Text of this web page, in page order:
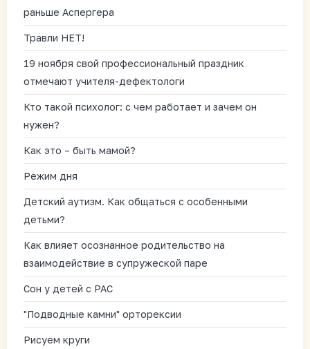
раньше Аспергера
Травли НЕТ!
19 ноября свой профессиональный праздник
отмечают учителя-дефектологи
Кто такой психолог: с чем работает и зачем он
нужен?
Как это – быть мамой?
Режим дня
Детский аутизм. Как общаться с особенными
детьми?
Как влияет осознанное родительство на
взаимодействие в супружеской паре
Сон у детей с РАС
"Подводные камни" орторексии
Рисуем круги